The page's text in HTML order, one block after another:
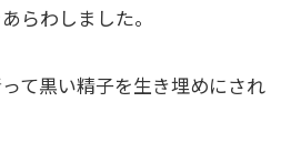
らわしました。
て黒い精子を生き埋めにされ